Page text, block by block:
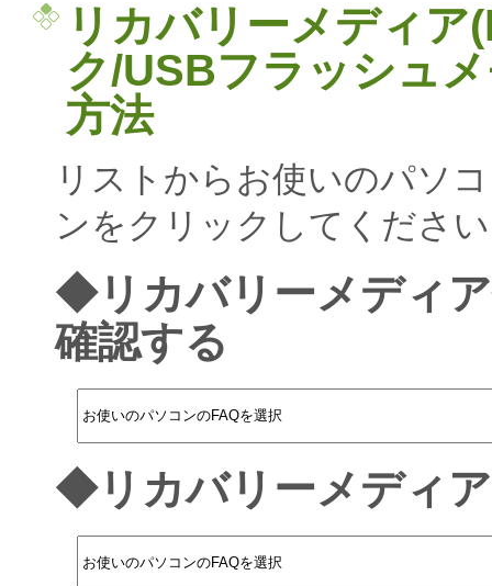
リカバリーメディ
ク/USBフラッシュ
方法
リストからお使いのパソ
ンをクリックしてくださ
◆リカバリーメディ
確認する
◆リカバリーメディ